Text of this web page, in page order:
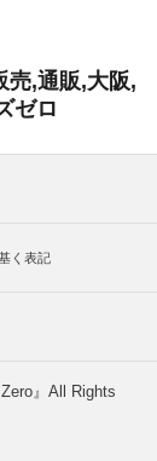
売,通販,大阪,
ゼロ
く表記
』All Rights